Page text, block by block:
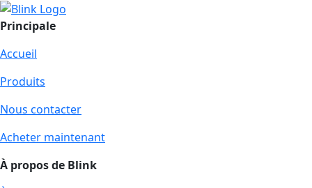
Principale
Accueil
Produits
Nous contacter
Acheter maintenant
À propos de Blink